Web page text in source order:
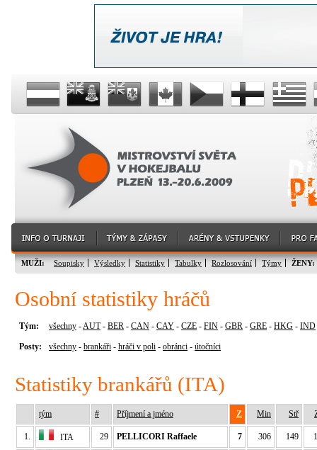
MUŽI: Soupisky Výsledky Statistiky Tabulky Rozlosování Týmy ŽENY:
Osobní statistiky hráčů
Tým: všechny -AUT- BER - CAN - CAY - CZE - FIN - GBR - GRE - HKG - IND
Posty: všechny - brankáři - hráči v poli - obránci - útočníci
Statistiky brankářů (ITA)
tým # Příjmení a jméno Z Min Stř
1. ITA 29 PELLICORI Raffaele 7 306 149